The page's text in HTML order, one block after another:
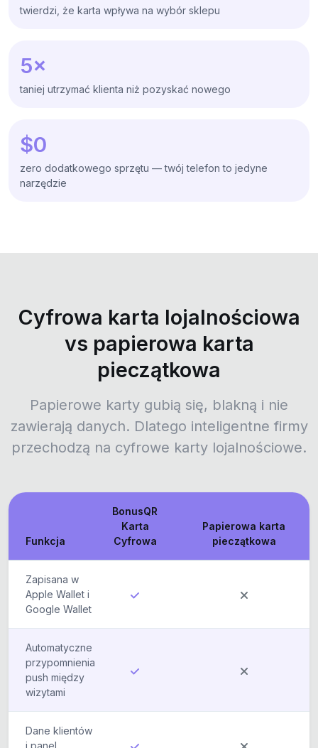
twierdzi, że karta wpływa na wybór sklepu
5×
taniej utrzymać klienta niż pozyskać nowego
$0
zero dodatkowego sprzętu — twój telefon to jedyne
narzędzie
Cyfrowa karta lojalnościowa
vs papierowa karta
pieczątkowa
Papierowe karty gubią się, blakną i nie
zawierają danych. Dlatego inteligentne firmy
przechodzą na cyfrowe karty lojalnościowe.
Funkcja
BonusQR
Karta
Cyfrowa
Papierowa karta
pieczątkowa
Zapisana w
Apple Wallet i
Google Wallet
Automatyczne
przypomnienia
push między
wizytami
Dane klientów
i panel